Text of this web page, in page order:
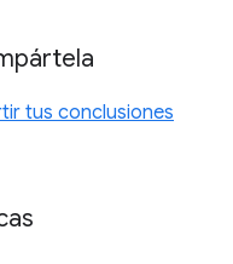
tus conclusiones